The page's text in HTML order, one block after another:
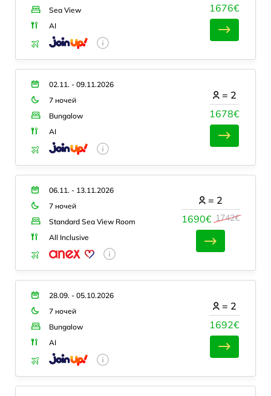
Sea View
AI
1676€
02.11. - 09.11.2026
7 ночей
Bungalow
AI
1678€
= 2
06.11. - 13.11.2026
7 ночей
Standard Sea View Room
All Inclusive
1690€ 1742€
= 2
28.09. - 05.10.2026
7 ночей
Bungalow
AI
1692€
= 2